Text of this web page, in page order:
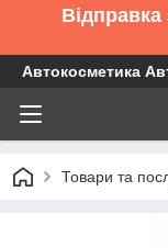
Відправка
Автокосметика
Товари та